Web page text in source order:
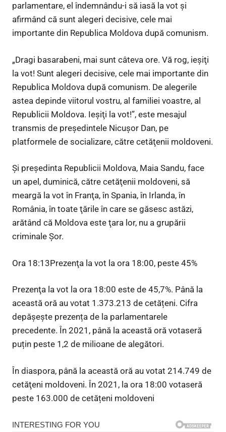
parlamentare, el îndemnându-i să iasă la vot şi
afirmând că sunt alegeri decisive, cele mai
importante din Republica Moldova după comunism.
„Dragi basarabeni, mai sunt câteva ore. Vă rog, ieşiţi
la vot! Sunt alegeri decisive, cele mai importante din
Republica Moldova după comunism. De alegerile
astea depinde viitorul vostru, al familiei voastre, al
Republicii Moldova. Ieşiţi la vot!”, este mesajul
transmis de preşedintele Nicuşor Dan, pe
platformele de socializare, către cetăţenii moldoveni.
Şi preşedinta Republicii Moldova, Maia Sandu, face
un apel, duminică, către cetăţenii moldoveni, să
meargă la vot în Franţa, în Spania, în Irlanda, în
România, în toate ţările în care se găsesc astăzi,
arătând că Moldova este ţara lor, nu a grupării
criminale Şor.
Ora 18:13Prezenţa la vot la ora 18:00, peste 45%
Prezenţa la vot la ora 18:00 este de 45,7%. Până la
această oră au votat 1.373.213 de cetățeni. Cifra
depășește prezența de la parlamentarele
precedente. În 2021, până la această oră votaseră
puțin peste 1,2 de milioane de alegători.
În diaspora, până la această oră au votat 214.749 de
cetăţeni moldoveni. În 2021, la ora 18:00 votaseră
peste 163.000 de cetățeni moldoveni